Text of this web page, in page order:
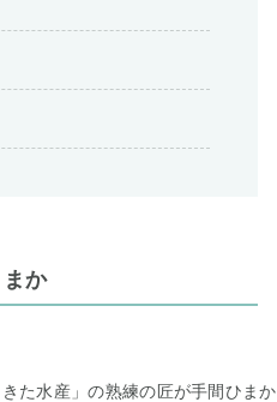
か
た水産」の熟練の匠が手間ひまか